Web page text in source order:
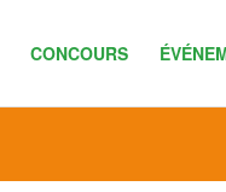
CONCOURS